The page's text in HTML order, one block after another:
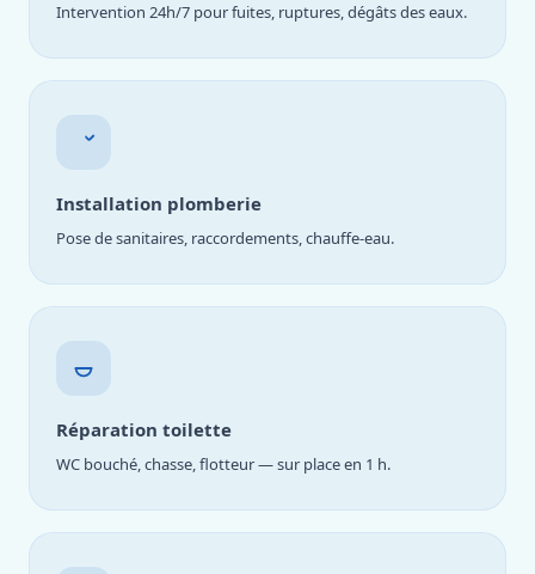
Intervention 24h/7 pour fuites, ruptures, dégâts des eaux.
Installation plomberie
Pose de sanitaires, raccordements, chauffe-eau.
Réparation toilette
WC bouché, chasse, flotteur — sur place en 1 h.